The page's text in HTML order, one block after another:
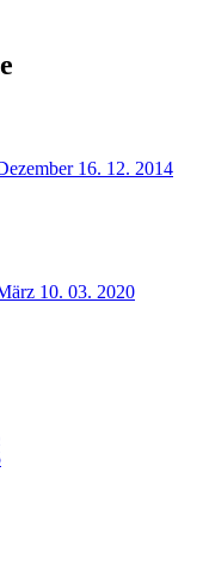
16. 12. 2014
10. 03. 2020